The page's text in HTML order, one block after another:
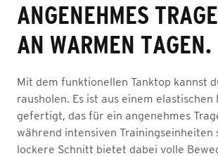
ANGENEHMES
AN WARMEN TAGEN.
Mit dem funktionellen Tanktop kannst
rausholen. Es ist aus einem elastischen
gefertigt, das für ein angenehmes
während intensiven Trainingseinheiten
lockere Schnitt bietet dabei volle